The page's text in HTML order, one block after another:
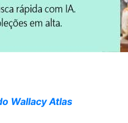
Wallacy Atlas